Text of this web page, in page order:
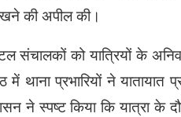
की अपील की।
संचालकों को यात्रियों के
में थाना प्रभारियों ने
ने स्पष्ट किया कि यात्रा के